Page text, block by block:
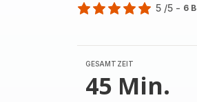
5
Sternen
(Durchschnitt)
5 /5 - 6
GESAMTZEIT
45 Min.